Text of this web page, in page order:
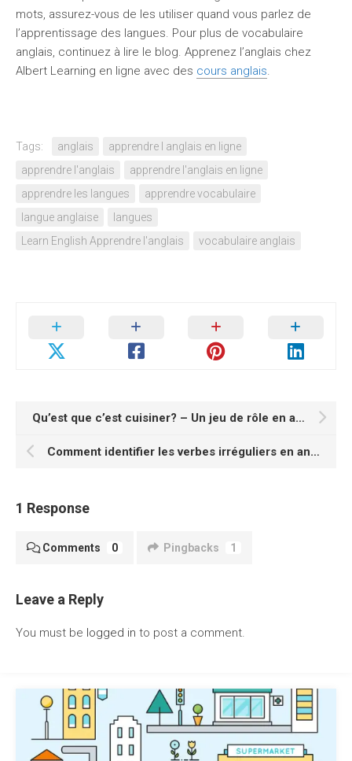
mots, assurez-vous de les utiliser quand vous parlez de
l’apprentissage des langues. Pour plus de vocabulaire
anglais, continuez à lire le blog. Apprenez l’anglais chez
Albert Learning en ligne avec des cours anglais.
Tags: anglais
apprendre l anglais en ligne
apprendre l'anglais
apprendre l'anglais en ligne
apprendre les langues
apprendre vocabulaire
langue anglaise
langues
Learn English Apprendre l'anglais
vocabulaire anglais
Qu’est que c’est cuisiner? – Un jeu de rôle en anglais
Comment identifier les verbes irréguliers en anglais ?
1 Response
Comments 0 Pingbacks 1
Leave a Reply
You must be logged in to post a comment.